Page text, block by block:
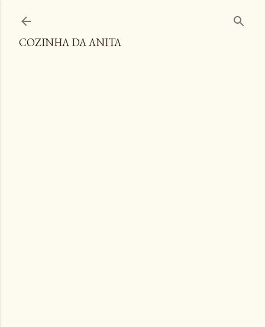
COZINHA DA ANITA